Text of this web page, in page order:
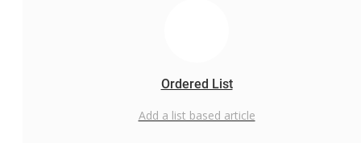
Ordered List
Add a list based article